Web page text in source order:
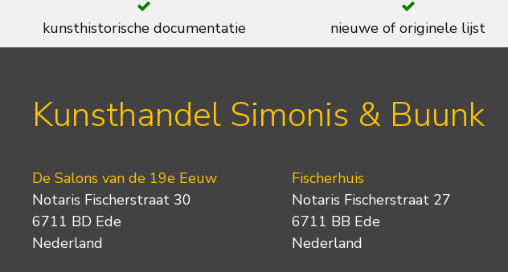
kunsthistorische documentatie nieuwe of originele lijst
Kunsthandel Simonis & Buunk
De Salons van de 19e Eeuw
Notaris Fischerstraat 30
6711 BD Ede
Nederland
Fischerhuis
Notaris Fischerstraat 27
6711 BB Ede
Nederland